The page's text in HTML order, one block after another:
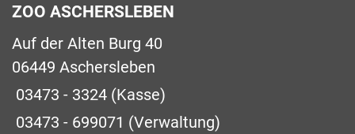
ZOO ASCHERSLEBEN
Auf der Alten Burg 40
06449 Aschersleben
03473 - 3324 (Kasse)
03473 - 699071 (Verwaltung)